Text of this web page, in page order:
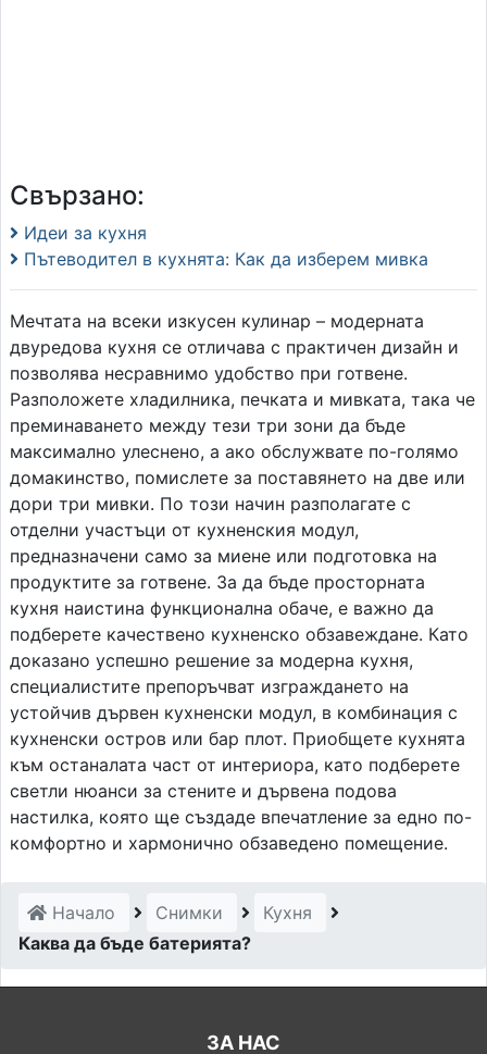
Свързано:
Идеи за кухня
Пътеводител в кухнята: Как да изберем мивка
Мечтата на всеки изкусен кулинар – модерната
двуредова кухня се отличава с практичен дизайн и
позволява несравнимо удобство при готвене.
Разположете хладилника, печката и мивката, така че
преминаването между тези три зони да бъде
максимално улеснено, а ако обслужвате по-голямо
домакинство, помислете за поставянето на две или
дори три мивки. По този начин разполагате с
отделни участъци от кухненския модул,
предназначени само за миене или подготовка на
продуктите за готвене. За да бъде просторната
кухня наистина функционална обаче, е важно да
подберете качествено кухненско обзавеждане. Като
доказано успешно решение за модерна кухня,
специалистите препоръчват изграждането на
устойчив дървен кухненски модул, в комбинация с
кухненски остров или бар плот. Приобщете кухнята
към останалата част от интериора, като подберете
светли нюанси за стените и дървена подова
настилка, която ще създаде впечатление за едно по-
комфортно и хармонично обзаведено помещение.
Начало Снимки
Кухня
Каква да бъде батерията?
ЗА НАС